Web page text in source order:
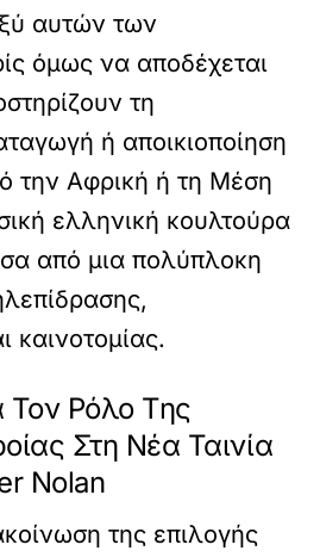
αυτών των
όμως να αποδέχεται
τη
ή αποικιοποίηση
την Αφρική ή τη Μέση
ελληνική κουλτούρα
από μια πολύπλοκη
καινοτομίας.
Τον Ρόλο Της
Στη Νέα Ταινία
Nolan
της επιλογής